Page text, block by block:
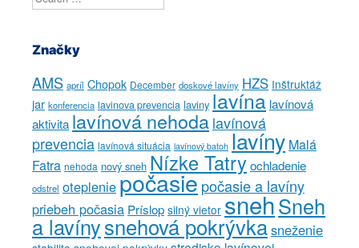
Značky
AMS apríl Chopok December doskové lavíny HZS Inštruktáž
jar konferencia lavinova prevencia laviny lavína lavínová
aktivita lavínová nehodalavínová
prevencia lavínová situácia lavínový batoh lavíny Malá
Fatra nehoda nový sneh Nízke Tatryochladenie
odstrel otepleniepočasiepočasie a lavíny
priebeh počasia Príslop silný vietor snehSneh
a lavínysnehová pokrývkasneženie